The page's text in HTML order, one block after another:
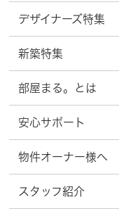
デザイナーズ特集
新築特集
部屋まる。とは
安心サポート
物件オーナー様へ
スタッフ紹介